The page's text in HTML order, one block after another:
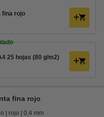
fina rojo
25 hojas (80 g/m2)
fina rojo
rojo 0,4 mm